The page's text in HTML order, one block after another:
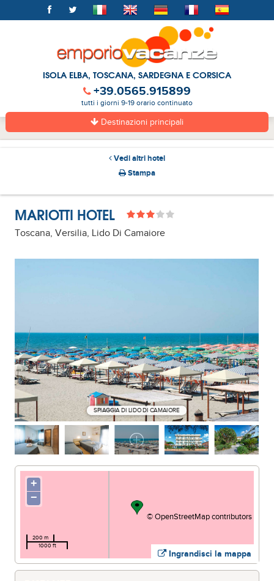
ISOLA ELBA, TOSCANA, SARDEGNA E CORSICA
+39.0565.915899
tutti i giorni 9-19 orario continuato
Destinazioni principali
Vedi altri hotel
Stampa
MARIOTTI HOTEL
Toscana, Versilia, Lido Di Camaiore
SPIAGGIA DI LIDO DI CAMAIORE
Ingrandisci la mappa
+
−
©OpenStreetMapcontributors
200 m
1000 ft